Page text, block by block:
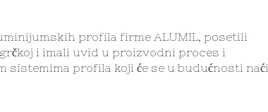
profila firme ALUMIL, posetili
i imali uvid u proizvodni proces i
sistemima profila koji će se u budućnosti naći